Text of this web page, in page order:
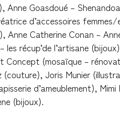
Anne Goasdoué –
d’accessoires
Anne Catherine Conan –
les récup’de l’artisane
Concept (mosaïque –
Joris Munier
d’ameublement),
(bijoux).